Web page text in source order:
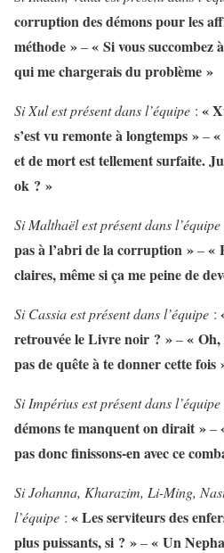
corruption des démons pour les
méthode »–« Si vous succombez
qui me chargerais du problème »
Si Xul est présent dans l’équipe : «
s’est vu remonte à longtemps »–
et de mort est tellement surfaite.
ok ? »
Si Malthaël est présent dans l’équipe
pas à l’abri de la corruption »–«
claires, même si ça me peine de
Si Cassia est présent dans l’équipe :
retrouvée le Livre noir ? »–« Oh,
pas de quête à te donner cette fois
Si Impérius est présent dans l’équipe
démons te manquent on dirait »–
pas donc finissons-en avec ce
Si Johanna, Kharazim, Li-Ming,
l’équipe : « Les serviteurs des
plus puissants, si ? »–« Un